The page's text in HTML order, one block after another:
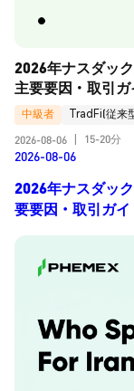
2026年ナスダッ
主要要因・取引ガ
中級者
TradFi(従来
2026-08-06
15-20分
2026-08-06
2026年ナスダッ
要要因・取引ガイ